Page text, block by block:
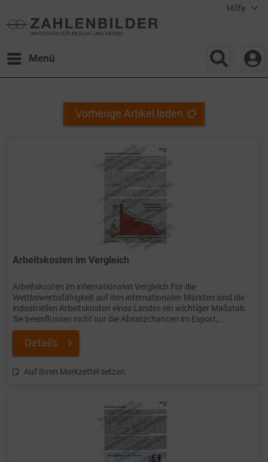
Hilfe
Menü
Vorherige Artikel laden
Arbeitskosten im Vergleich
Arbeitskosten im internationalen Vergleich Für die
Wettbewerbsfähigkeit auf den internationalen Märkten sind die
industriellen Arbeitskosten eines Landes ein wichtiger Maßstab.
Sie beeinflussen nicht nur die Absatzchancen im Export,...
Details
Auf Ihren Merkzettel setzen